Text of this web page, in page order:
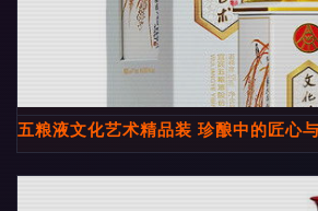
五粮液文化艺术精品装 珍酿中的匠心